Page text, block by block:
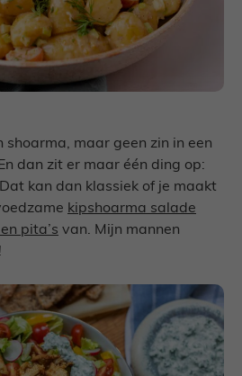
shoarma, maar geen zin in een
dan zit er maar één ding op:
kan dan klassiek of je maakt
kipshoarma salade
pita’s van. Mijn mannen